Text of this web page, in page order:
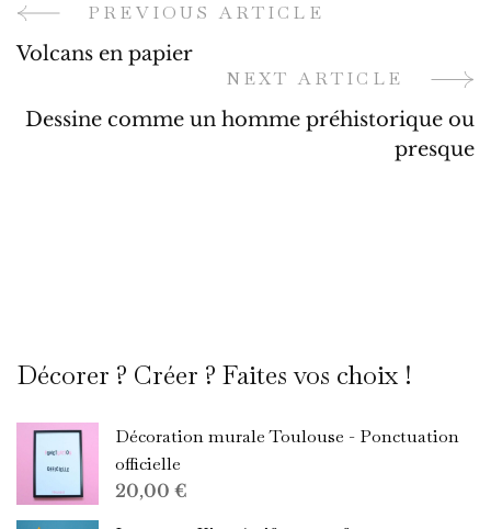
Post
Navigation
PREVIOUS ARTICLE
Volcans en papier
NEXT ARTICLE
Dessine comme un homme préhistorique ou
presque
Décorer ? Créer ? Faites vos choix !
Décoration murale Toulouse - Ponctuation
officielle
20,00 €